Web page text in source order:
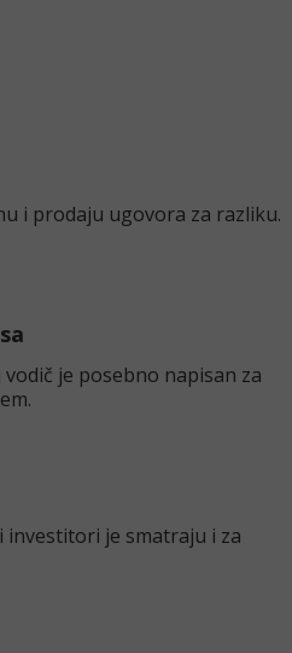
i prodaju ugovora za razliku.
je posebno napisan za
investitori je smatraju i za